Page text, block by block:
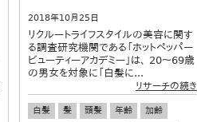
2018年10月25日
リクルートライフスタイルの美容に関す
る調査研究機関である「ホットペッパー
ビューティーアカデミー」は、 20～69歳
の男女を対象に「白髪に...
リサーチの続き
白髪 髪 頭髪 年齢
加齢